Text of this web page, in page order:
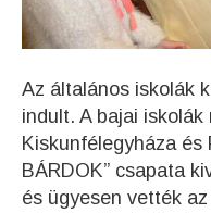
Az általános iskolák
indult. A bajai
Kiskunfélegyháza és
BÁRDOK” csapata
és ügyesen vették